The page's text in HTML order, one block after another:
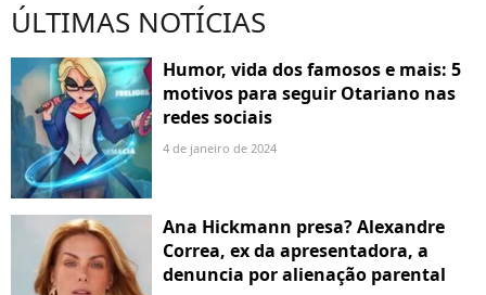
ÚLTIMAS NOTÍCIAS
Humor, vida dos famosos e mais: 5
motivos para seguir Otariano nas
redes sociais
4 de janeiro de 2024
Ana Hickmann presa? Alexandre
Correa, ex da apresentadora, a
denuncia por alienação parental